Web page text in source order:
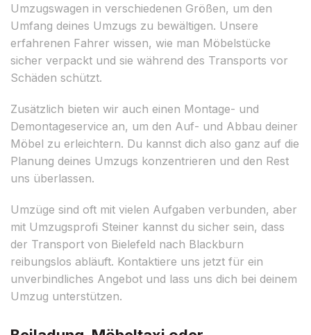
Umzugswagen in verschiedenen Größen, um den
Umfang deines Umzugs zu bewältigen. Unsere
erfahrenen Fahrer wissen, wie man Möbelstücke
sicher verpackt und sie während des Transports vor
Schäden schützt.
Zusätzlich bieten wir auch einen Montage- und
Demontageservice an, um den Auf- und Abbau deiner
Möbel zu erleichtern. Du kannst dich also ganz auf die
Planung deines Umzugs konzentrieren und den Rest
uns überlassen.
Umzüge sind oft mit vielen Aufgaben verbunden, aber
mit Umzugsprofi Steiner kannst du sicher sein, dass
der Transport von Bielefeld nach Blackburn
reibungslos abläuft. Kontaktiere uns jetzt für ein
unverbindliches Angebot und lass uns dich bei deinem
Umzug unterstützen.